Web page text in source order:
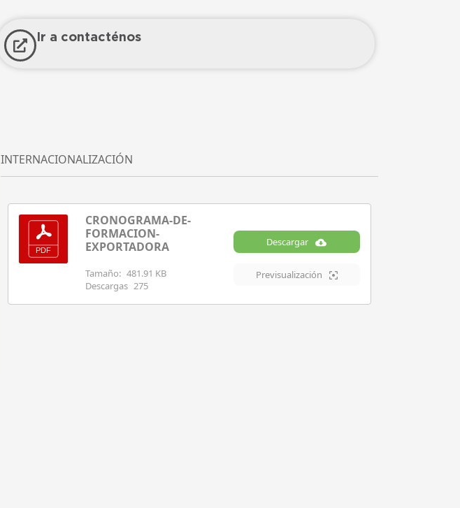
Ir a contacténos
INTERNACIONALIZACIÓN
CRONOGRAMA-DE-
FORMACION-
EXPORTADORA
Tamaño: 481.91 KB
Descargas 275
Descargar
Previsualización